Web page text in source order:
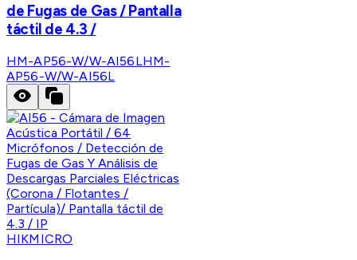
de Fugas de Gas / Pantalla
táctil de 4.3 /
HM-AP56-W/W-AI56LHM-
AP56-W/W-AI56L
HIKMICRO